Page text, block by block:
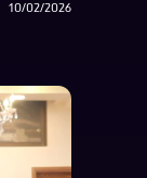
10/02/2026